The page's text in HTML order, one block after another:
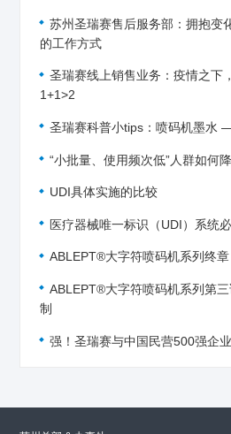
苏州圣瑞赛售后服务部：拥抱
的工作方式
圣瑞赛线上销售业务：疫情之下
1+1>2
圣瑞赛科普小tips：喷码机墨水
“小批量、使用频次低”人群如何
UDI具体实施的比较
医疗器械唯一标识（UDI）系统
ABLEPT®大字符喷码机系列终
ABLEPT®大字符喷码机系列第
制
强！圣瑞赛与中国民营500强企